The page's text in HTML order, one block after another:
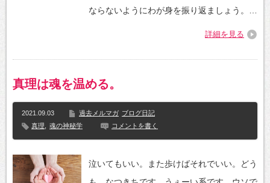
ならないようにわが身を振り返ましょう。…
詳細を見る
真理は魂を温める。
2021.09.03 過去メルマガ ブログ日記
真理
魂の神秘学 コメントを書く
泣いてもいい。また歩けばそれでいい。どう